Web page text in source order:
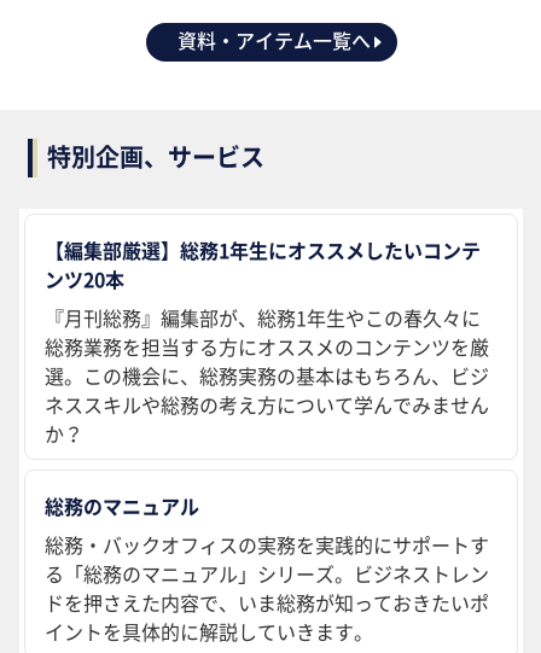
資料・アイテム一覧へ
特別企画、サービス
【編集部厳選】総務1年生にオススメしたいコンテ
ンツ20本
『月刊総務』編集部が、総務1年生やこの春久々に
総務業務を担当する方にオススメのコンテンツを厳
選。この機会に、総務実務の基本はもちろん、ビジ
ネススキルや総務の考え方について学んでみません
か？
総務のマニュアル
総務・バックオフィスの実務を実践的にサポートす
る「総務のマニュアル」シリーズ。ビジネストレン
ドを押さえた内容で、いま総務が知っておきたいポ
イントを具体的に解説していきます。